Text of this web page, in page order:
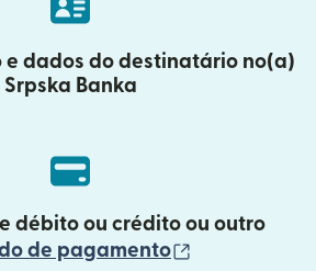
e dados do destinatário no(a)
Srpska Banka
débito ou crédito ou outro
de pagamento